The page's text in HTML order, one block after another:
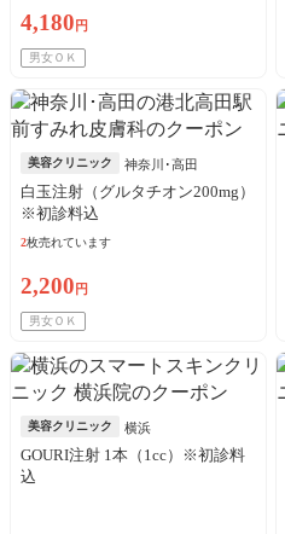
4,180 円
男女ＯＫ
美容クリニック 神奈川･高田
白玉注射（グルタチオン200mg）
※初診料込
2枚売れています
2,200 円
男女ＯＫ
美容クリニック 横浜
GOURI注射 1本（1cc）※初診料
込